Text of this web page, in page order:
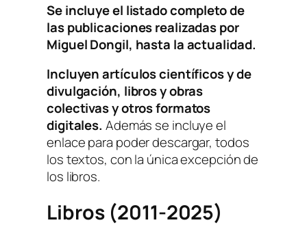
Se incluye el listado completo de
las publicaciones realizadas por
Miguel Dongil, hasta la actualidad.
Incluyen artículos científicos y de
divulgación, libros y obras
colectivas y otros formatos
digitales. Además se incluye el
enlace para poder descargar, todos
los textos, con la única excepción de
los libros.
Libros (2011-2025)